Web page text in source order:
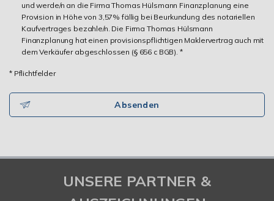
und werde/n an die Firma Thomas Hülsmann Finanzplanung eine
Provision in Höhe von 3,57% fällig bei Beurkundung des notariellen
Kaufvertrages bezahle/n. Die Firma Thomas Hülsmann
Finanzplanung hat einen provisionspflichtigen Maklervertrag auch mit
dem Verkäufer abgeschlossen (§ 656 c BGB). *
* Pflichtfelder
Absenden
UNSERE PARTNER &